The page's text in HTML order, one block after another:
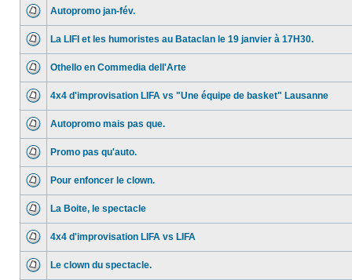
Autopromo jan-fév.
La LIFI et les humoristes au Bataclan le 19 janvier à 17H30.
Othello en Commedia dell'Arte
4x4 d'improvisation LIFA vs "Une équipe de basket" Lausanne
Autopromo mais pas que.
Promo pas qu'auto.
Pour enfoncer le clown.
La Boite, le spectacle
4x4 d'improvisation LIFA vs LIFA
Le clown du spectacle.